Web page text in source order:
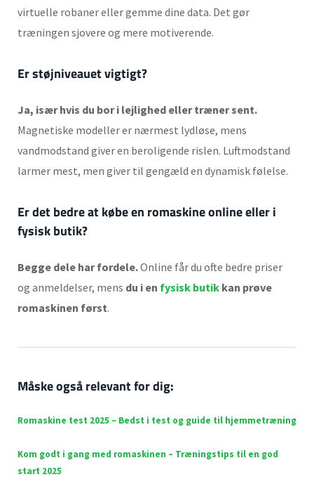
virtuelle robaner eller gemme dine data. Det gør
træningen sjovere og mere motiverende.
Er støjniveauet vigtigt?
Ja, især hvis du bor i lejlighed eller træner sent.
Magnetiske modeller er nærmest lydløse, mens
vandmodstand giver en beroligende rislen. Luftmodstand
larmer mest, men giver til gengæld en dynamisk følelse.
Er det bedre at købe en romaskine online eller i
fysisk butik?
Begge dele har fordele.Online får du ofte bedre priser
og anmeldelser, mens du i en fysisk butik kan prøve
romaskinen først.
Måske også relevant for dig:
Romaskine test 2025 – Bedst i test og guide til hjemmetræning
Kom godt i gang med romaskinen – Træningstips til en god
start 2025